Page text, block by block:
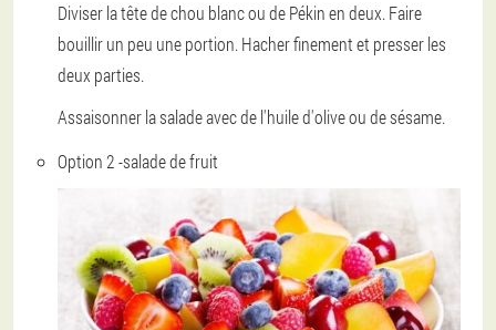
Diviser la tête de chou blanc ou de Pékin en deux. Faire
bouillir un peu une portion. Hacher finement et presser les
deux parties.
Assaisonner la salade avec de l'huile d'olive ou de sésame.
Option 2 -salade de fruit